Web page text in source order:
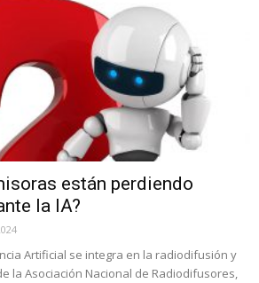
están perdiendo
la IA?
Artificial se integra en la radiodifusión y
la Asociación Nacional de Radiodifusores,